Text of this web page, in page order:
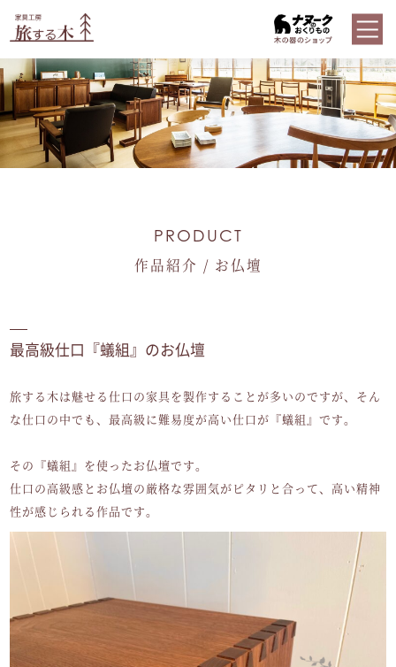
PRODUCT
作品紹介 / お仏壇
最高級仕口『蟻組』のお仏壇
旅する木は魅せる仕口の家具を製作することが多いのですが、そん
な仕口の中でも、最高級に難易度が高い仕口が『蟻組』です。
その『蟻組』を使ったお仏壇です。
仕口の高級感とお仏壇の厳格な雰囲気がピタリと合って、高い精神
性が感じられる作品です。